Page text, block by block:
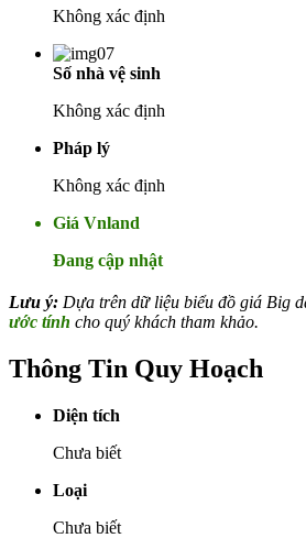
Không xác định
Số nhà vệ sinh
Không xác định
Pháp lý
Không xác định
Giá Vnland
Đang cập nhật
Lưu ý: Dựa trên dữ liệu biểu đồ giá Big
ước tính cho quý khách tham khảo.
Thông Tin Quy Hoạch
Diện tích
Chưa biết
Loại
Chưa biết